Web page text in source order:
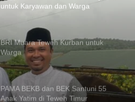
Warga
PAMA BEKB dan BEK Santuni 55
Anak Yatim di Teweh Timur
Diwarnai Aksi Kejar-kejaran, Satpol
PP Ciduk Remaja yang Pesta Miras di